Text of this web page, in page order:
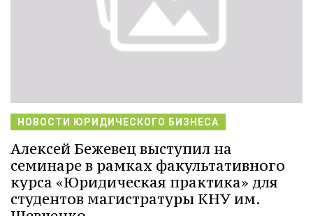
НОВОСТИ ЮРИДИЧЕСКОГО БИЗНЕСА
Алексей Бежевец выступил на
семинаре в рамках факультативного
курса «Юридическая практика» для
студентов магистратуры КНУ им.